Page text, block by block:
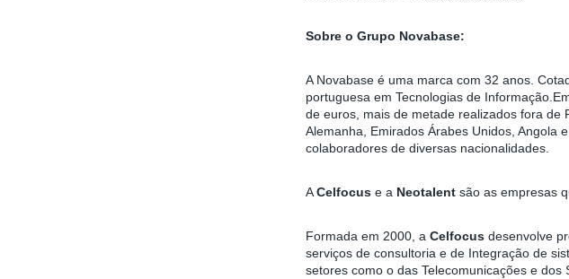
Sobre o Grupo Novabase:
A Novabase é uma marca com 32 anos.
portuguesa em Tecnologias de
de euros, mais de metade realizados fora de
Alemanha, Emirados Árabes Unidos, Angola
colaboradores de diversas nacionalidades.
ACelfocus e a Neotalent são as empresas
Formada em 2000, a Celfocus desenvolve
serviços de consultoria e de Integração de
setores como o das Telecomunicações e